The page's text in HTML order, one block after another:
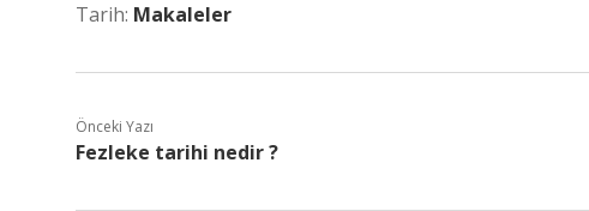
Tarih: Makaleler
Önceki Yazı
Fezleke tarihi nedir ?